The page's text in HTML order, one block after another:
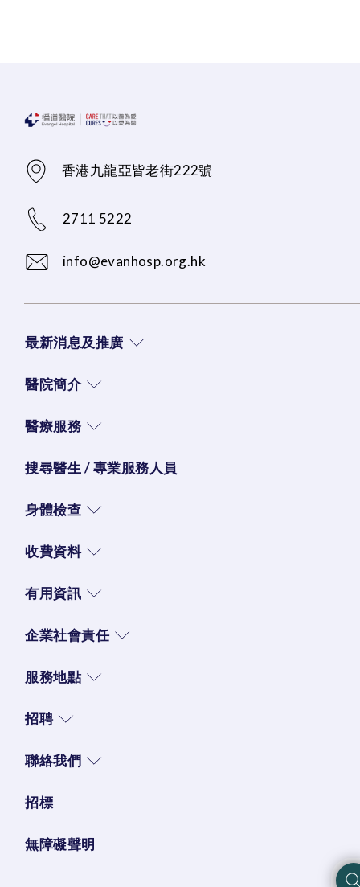
香港九龍亞皆老街222號
2711 5222
info@evanhosp.org.hk
最新消息及推廣
醫院簡介
醫療服務
搜尋醫生 / 專業服務人員
身體檢查
收費資料
有用資訊
企業社會責任
服務地點
招聘
聯絡我們
招標
無障礙聲明